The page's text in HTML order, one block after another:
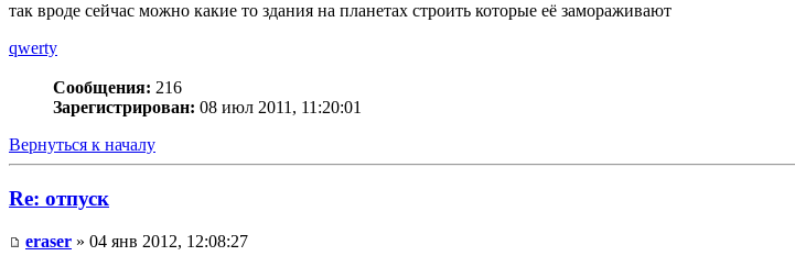
так вроде сейчас можно какие то здания на планетах строить которые её замораживают
qwerty
Сообщения: 216
Зарегистрирован: 08 июл 2011, 11:20:01
Вернуться к началу
Re: отпуск
eraser » 04 янв 2012, 12:08:27